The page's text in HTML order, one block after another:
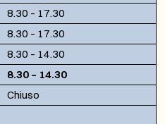
8.30 – 17.30
8.30 – 17.30
8.30 – 14.30
8.30 – 14.30
Chiuso